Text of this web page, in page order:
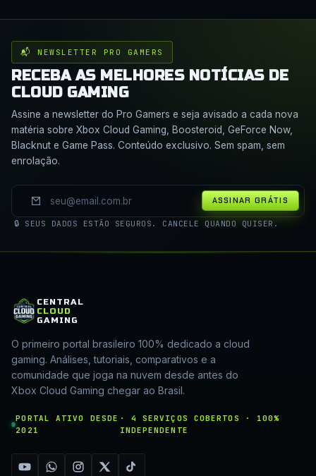
📬 NEWSLETTER PRO GAMERS
RECEBA AS MELHORES NOTÍCIAS DE
CLOUD GAMING
Assine a newsletter do Pro Gamers e seja avisado a cada nova
matéria sobre Xbox Cloud Gaming, Boosteroid, GeForce Now,
Blacknut e Game Pass. Conteúdo exclusivo. Sem spam, sem
enrolação.
ASSINAR GRÁTIS
🔒 SEUS DADOS ESTÃO SEGUROS. CANCELE QUANDO QUISER.
CENTRAL
CLOUD
GAMING
O primeiro portal brasileiro 100% dedicado a cloud
gaming. Análises, tutoriais, comparativos e a
comunidade que joga na nuvem desde antes do
Xbox Cloud Gaming chegar ao Brasil.
PORTAL ATIVO DESDE
2021
· 4 SERVIÇOS COBERTOS · 100%
INDEPENDENTE